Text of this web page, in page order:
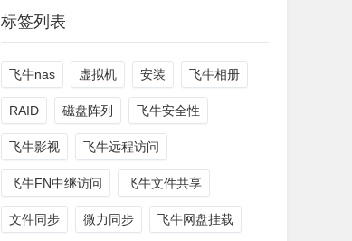
标签列表
飞牛nas 虚拟机 安装 飞牛相册
RAID 磁盘阵列 飞牛安全性
飞牛影视 飞牛远程访问
飞牛FN中继访问 飞牛文件共享
文件同步 微力同步 飞牛网盘挂载